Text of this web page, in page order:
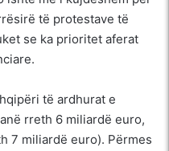
të protestave të
se ka prioritet aferat
të ardhurat e
rreth 6 miliardë euro,
7 miliardë euro). Përmes